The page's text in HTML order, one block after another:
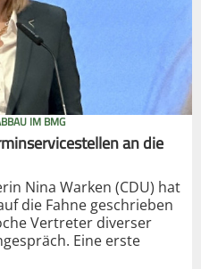
IM BMG
an die
Nina Warken (CDU) hat
die Fahne geschrieben
Vertreter diverser
Eine erste